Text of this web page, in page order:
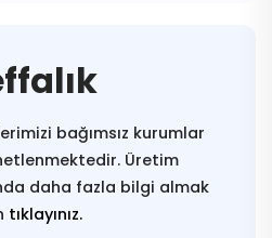
bağımsız kurumlar
Üretim
daha fazla bilgi almak
tıklayınız.